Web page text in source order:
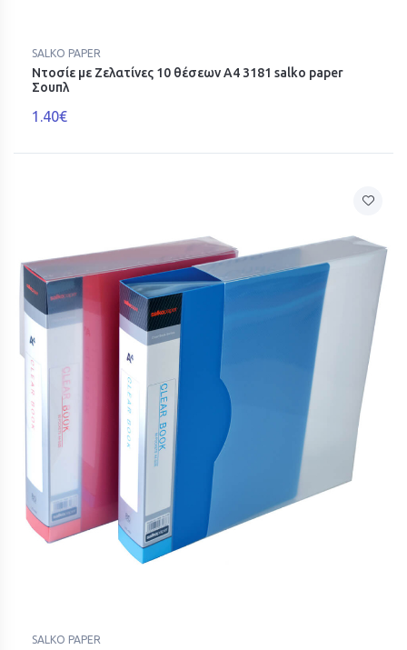
SALKO PAPER
Ντοσίε με Ζελατίνες 10 θέσεων Α4 3181 salko paper
Σουπλ
1.40€
SALKO PAPER